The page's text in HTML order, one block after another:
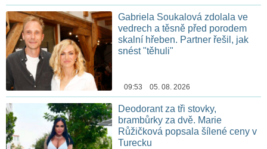
Gabriela Soukalová zdolala ve
vedrech a těsně před porodem
skalní hřeben. Partner řešil, jak
snést "těhuli"
09:53 05. 08. 2026
Deodorant za tři stovky,
brambůrky za dvě. Marie
Růžičková popsala šílené ceny v
Turecku